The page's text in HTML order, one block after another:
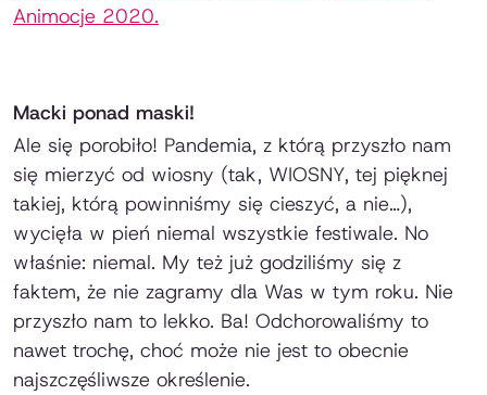
Animocje 2020.
Macki ponad maski!
Ale się porobiło! Pandemia, z którą przyszło nam
się mierzyć od wiosny (tak, WIOSNY, tej pięknej
takiej, którą powinniśmy się cieszyć, a nie…),
wycięła w pień niemal wszystkie festiwale. No
właśnie: niemal. My też już godziliśmy się z
faktem, że nie zagramy dla Was w tym roku. Nie
przyszło nam to lekko. Ba! Odchorowaliśmy to
nawet trochę, choć może nie jest to obecnie
najszczęśliwsze określenie.